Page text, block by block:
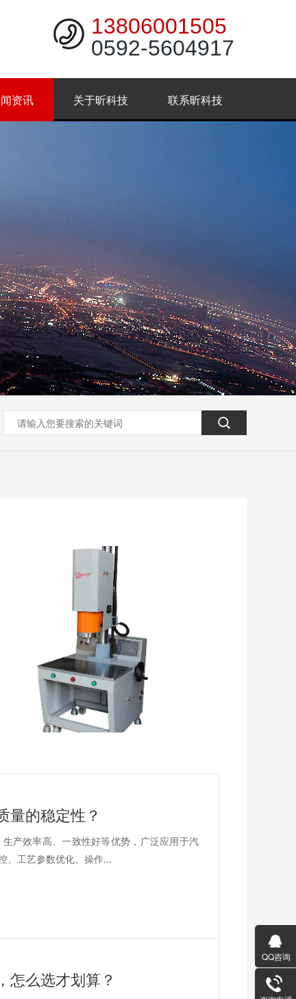
13806001505
0592-5604917
资讯 关于昕科技 联系昕科技
量的稳定性？
产效率高、一致性好等优势，广泛应用于汽
、工艺参数优化、操作...
怎么选才划算？
QQ咨询